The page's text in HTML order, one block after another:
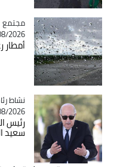
Catégorie
مجتمع
2026 - 15:37
أمطار
Catégorie
نشاط
2026 - 15:34
رئيس
سعيد